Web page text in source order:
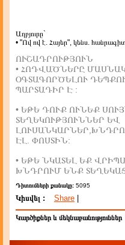
Աղբյուրը`
• "Ով ով է. Հայեր", կենս.
ՈՒՇԱԴՐՈՒԹՅՈՒՆ
• ՀՈԴՎԱԾՆԵՐԸ
ՕԳՏԱԳՈՐԾԵԼՈՒ
ՊԱՐՏԱԴԻՐ Է :
• ԵԹԵ ԴՈՒՔ ՈՒՆԵՔ
ՏԵՂԵԿՈՒԹՅՈՒՆՆԵՐ ԵՎ
ԷԼ. ՓՈՍՏԻՆ:
• ԵԹԵ ՆԿԱՏԵԼ ԵՔ
ԽՆԴՐՈՒՄ ԵՆՔ
Դիտումների քանակը: 5095
Կիսվել : Share
Կարծիքներ և մեկնաբանություններ